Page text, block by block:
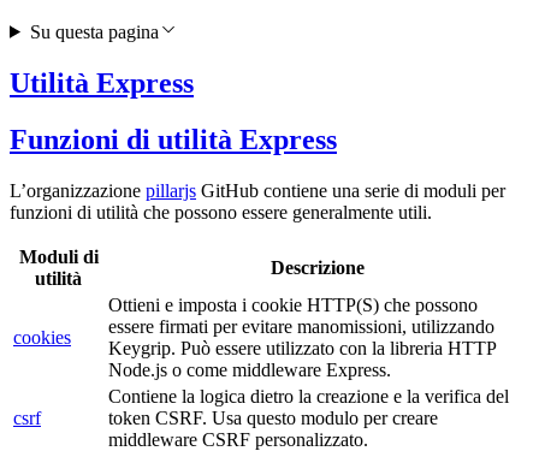
Utilità Express
Funzioni di utilità Express
L’organizzazione pillarjs GitHub contiene una serie di moduli per
funzioni di utilità che possono essere generalmente utili.
Moduli di
utilità
Descrizione
cookies
Ottieni e imposta i cookie HTTP(S) che possono
essere firmati per evitare manomissioni, utilizzando
Keygrip. Può essere utilizzato con la libreria HTTP
Node.js o come middleware Express.
csrf
Contiene la logica dietro la creazione e la verifica del
token CSRF. Usa questo modulo per creare
middleware CSRF personalizzato.
Su questa pagina